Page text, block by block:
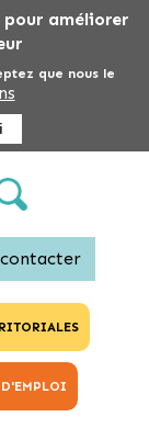
améliorer
que nous le
D'EMPLOI